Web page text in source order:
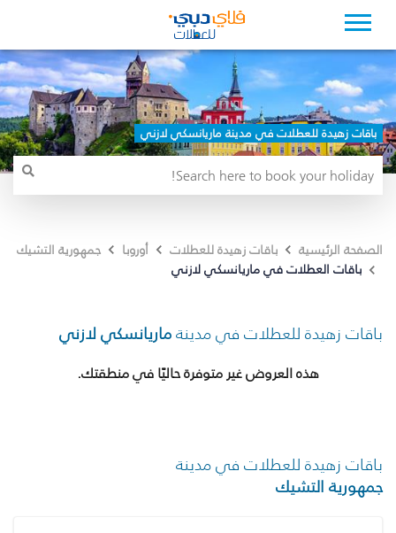
باقات زهيدة للعطلات في مدينة ماريانسكي لازني
الصفحة الرئيسية باقات زهيدة للعطلات أوروبا
جمهورية التشيك
باقات العطلات في ماريانسكي لازني
باقات زهيدة للعطلات في مدينةماريانسكي لازني
هذه العروض غير متوفرة حاليًا في منطقتك.
باقات زهيدة للعطلات في مدينة
جمهورية التشيك